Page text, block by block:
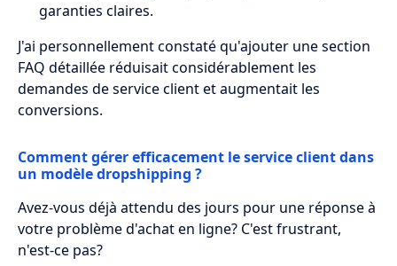
garanties claires.
J'ai personnellement constaté qu'ajouter une section
FAQ détaillée réduisait considérablement les
demandes de service client et augmentait les
conversions.
Comment gérer efficacement le service client dans
un modèle dropshipping ?
Avez-vous déjà attendu des jours pour une réponse à
votre problème d'achat en ligne? C'est frustrant,
n'est-ce pas?